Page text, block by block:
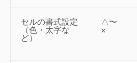
セルの書式設定
（色・太字な
ど）
△〜
×